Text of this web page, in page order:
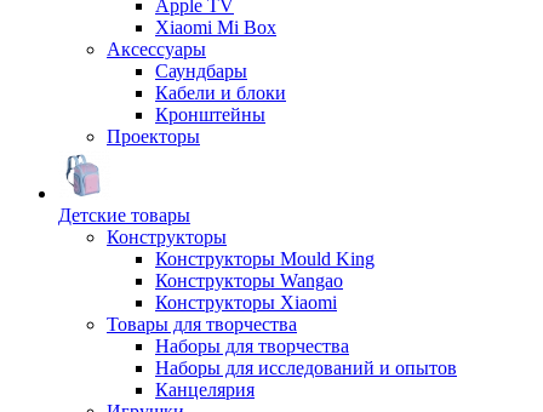
Apple TV
Xiaomi Mi Box
Аксессуары
Саундбары
Кабели и блоки
Кронштейны
Проекторы
Детские товары
Конструкторы
Конструкторы Mould King
Конструкторы Wangao
Конструкторы Xiaomi
Товары для творчества
Наборы для творчества
Наборы для исследований и опытов
Канцелярия